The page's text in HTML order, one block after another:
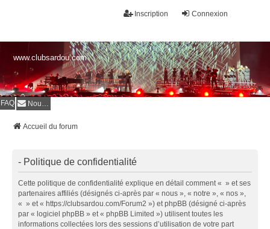
Connexion
Inscription
www.clubsardou.com
FAQ Nous contacter
Accueil du forum
- Politique de confidentialité
Cette politique de confidentialité explique en détail comment « » et ses
partenaires affiliés (désignés ci-après par « nous », « notre », « nos »,
« » et « https://clubsardou.com/Forum2 ») et phpBB (désigné ci-après
par « logiciel phpBB » et « phpBB Limited ») utilisent toutes les
informations collectées lors des sessions d’utilisation de votre part